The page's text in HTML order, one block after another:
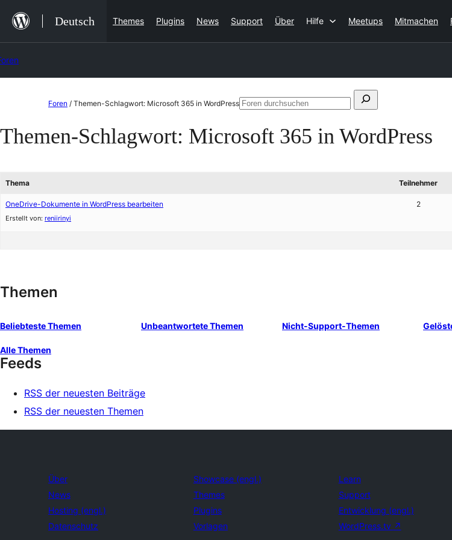
Inhalt
springen
Deutsch Themes Plugins News Support Über Hilfe Meetups Mitmachen
springen
Foren / Themen-Schlagwort: Microsoft 365 in WordPressSuchen
Foren
Themen-Schlagwort: Microsoft 365 in WordPress
Thema Teilnehmer
OneDrive-Dokumente in WordPress bearbeiten
Erstellt von: reniirinyi
2
Themen
Beliebteste Themen Unbeantwortete Themen Nicht-Support-Themen
Alle Themen
Feeds
RSS der neuesten Beiträge
RSS der neuesten Themen
Über
News
Hosting (engl.)
Datenschutz
Showcase (engl.)
Themes
Plugins
Vorlagen
Learn
Support
Entwicklung (engl.)
WordPress.tv ↗